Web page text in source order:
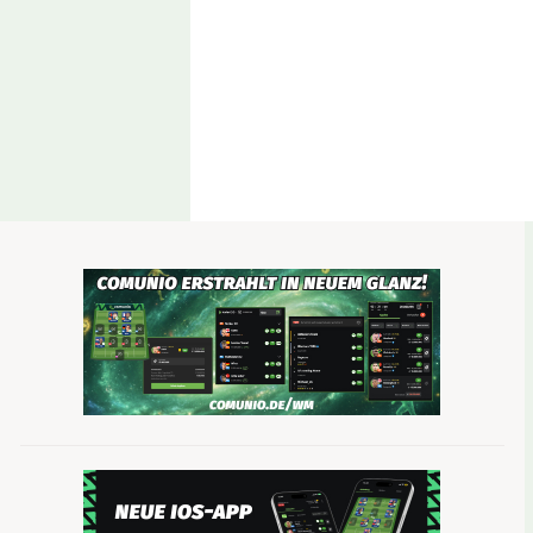
Die Bremse funktioniert – warum der Juli
In den letzten Tagen wurde der krasse
aus als das Plus am Montag. Ein bisschen
Möglichkeit eines Aufschwungs besteht.
Die WM nähert sich langsam ihrem Ende. Die
dem auch der Fokus der Comunio-Manager
wodurch die Handlungsmöglichkeiten
ergiebigsten Monate, was Neuanmeldungen im